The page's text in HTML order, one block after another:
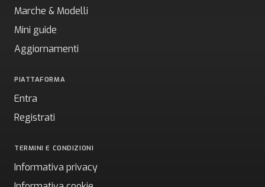
Marche & Modelli
Mini guide
Aggiornamenti
PIATTAFORMA
Entra
Registrati
TERMINI E CONDIZIONI
Informativa privacy